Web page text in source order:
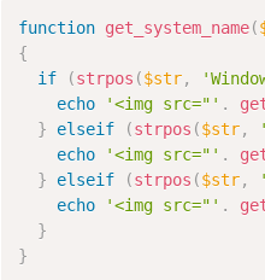
function get_system_name(
{
if
(strpos ($str,
echo
'<img src="' .
}
elseif (strpos ($str,
echo
'<img src="' .
}
elseif (strpos ($str,
echo
'<img src="' .
}
}